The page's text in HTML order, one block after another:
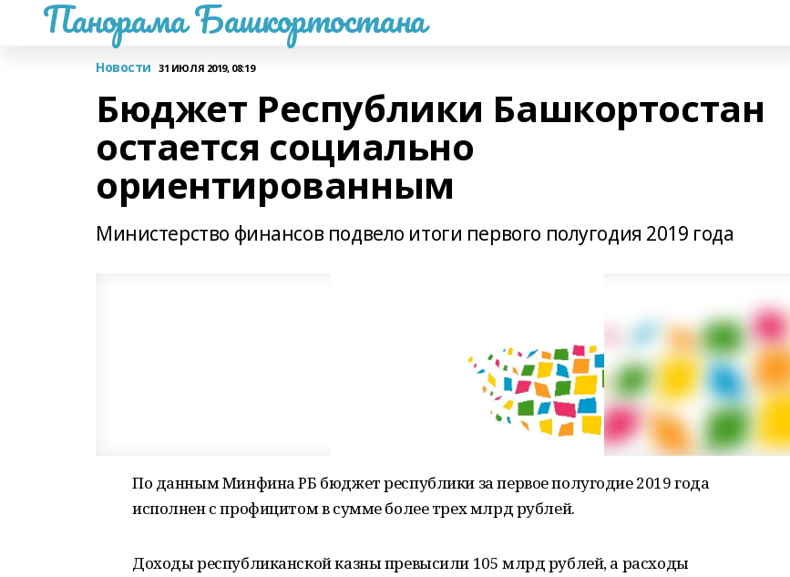
Панорама Башкортостана
Новости 31 ИЮЛЯ 2019, 08:19
Бюджет Республики Башкортостан
остается социально
ориентированным
Министерство финансов подвело итоги первого полугодия 2019 года
По данным Минфина РБ бюджет республики за первое полугодие 2019 года
исполнен с профицитом в сумме более трех млрд рублей.
Доходы республиканской казны превысили 105 млрд рублей, а расходы